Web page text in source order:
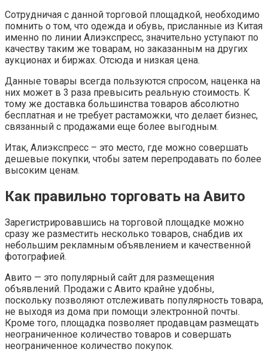
Сотрудничая с данной торговой площадкой, необходимо
помнить о том, что одежда и обувь, присланные из Китая
именно по линии Алиэкспресс, значительно уступают по
качеству таким же товарам, но заказанным на других
аукционах и биржах. Отсюда и низкая цена.
Данные товары всегда пользуются спросом, наценка на
них может в 3 раза превысить реальную стоимость. К
тому же доставка большинства товаров абсолютно
бесплатная и не требует растаможки, что делает бизнес,
связанный с продажами еще более выгодным.
Итак, Алиэкспресс – это место, где можно совершать
дешевые покупки, чтобы затем перепродавать по более
высоким ценам.
Как правильно торговать на Авито
Зарегистрировавшись на торговой площадке можно
сразу же разместить несколько товаров, снабдив их
небольшим рекламным объявлением и качественной
фотографией.
Авито — это популярный сайт для размещения
объявлений. Продажи с Авито крайне удобны,
поскольку позволяют отслеживать популярность товара,
не выходя из дома при помощи электронной почты.
Кроме того, площадка позволяет продавцам размещать
неограниченное количество товаров и совершать
неограниченное количество покупок.